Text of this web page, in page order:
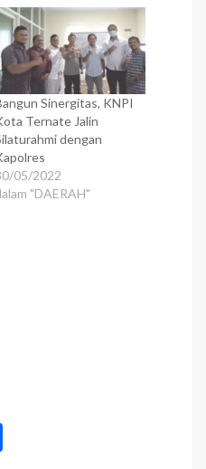
Sinergitas, KNPI
Ternate Jalin
dengan
05/2022
"DAERAH"